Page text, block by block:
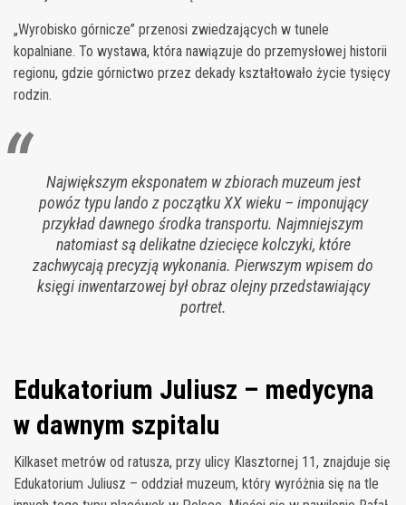
„Wyrobisko górnicze” przenosi zwiedzających w tunele
kopalniane. To wystawa, która nawiązuje do przemysłowej historii
regionu, gdzie górnictwo przez dekady kształtowało życie tysięcy
rodzin.
Największym eksponatem w zbiorach muzeum jest
powóz typu lando z początku XX wieku – imponujący
przykład dawnego środka transportu. Najmniejszym
natomiast są delikatne dziecięce kolczyki, które
zachwycają precyzją wykonania. Pierwszym wpisem do
księgi inwentarzowej był obraz olejny przedstawiający
portret.
Edukatorium Juliusz – medycyna
w dawnym szpitalu
Kilkaset metrów od ratusza, przy ulicy Klasztornej 11, znajduje się
Edukatorium Juliusz – oddział muzeum, który wyróżnia się na tle